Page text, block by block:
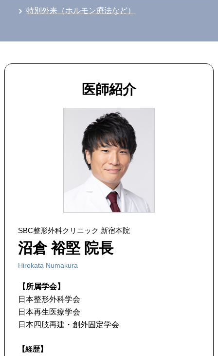
特別外来（ホルモン療法など）
医師紹介
SBC整形外科クリニック 新宿本院
沼倉 裕堅 院長
Hirokata Numakura
【所属学会】
日本整形外科学会
日本再生医療学会
日本四肢再建・創外固定学会
【経歴】